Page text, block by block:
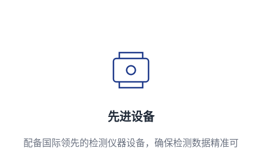
先进设备
配备国际领先的检测仪器设备，确保检测数据精准可